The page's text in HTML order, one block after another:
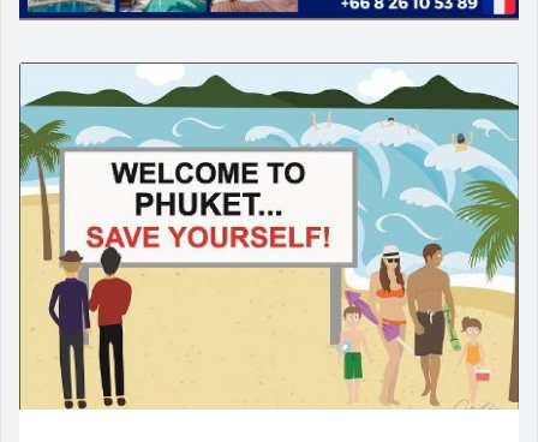
Campagne de sécurité routière ‘Seven Days of Danger’ de